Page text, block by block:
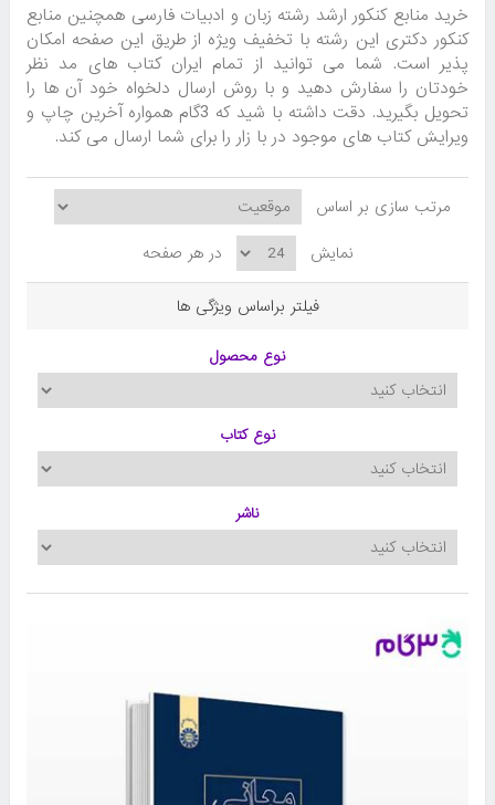
خرید منابع کنکور ارشد رشته زبان و ادبیات فارسی همچنین منابع
کنکور دکتری این رشته با تخفیف ویژه از طریق این صفحه امکان
پذیر است. شما می توانید از تمام ایران کتاب های مد نظر
خودتان را سفارش دهید و با روش ارسال دلخواه خود آن ها را
تحویل بگیرید. دقت داشته با شید که 3گام همواره آخرین چاپ و
ویرایش کتاب های موجود در با زار را برای شما ارسال می کند.
مرتب سازی بر اساس
نمایش
در هر صفحه
فیلتر براساس ویژگی ها
نوع محصول
نوع کتاب
ناشر